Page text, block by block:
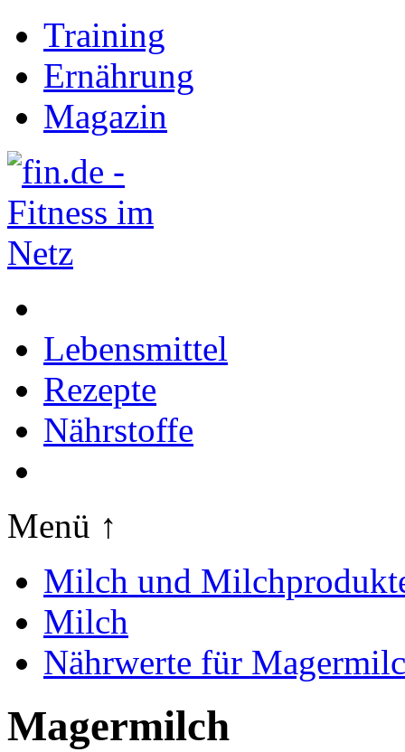
Training
Ernährung
Magazin
Lebensmittel
Rezepte
Nährstoffe
Menü ↑
Milch und
Milch
Nährwerte für
Magermilch